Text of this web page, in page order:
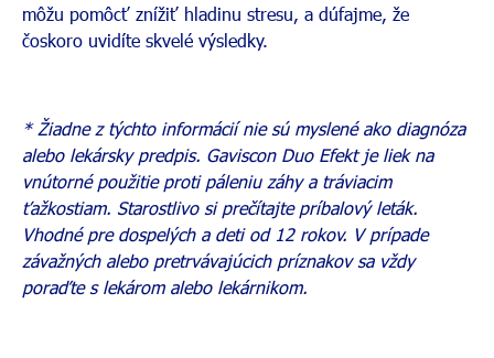
môžu pomôcť znížiť hladinu stresu, a dúfajme, že
čoskoro uvidíte skvelé výsledky.
* Žiadne z týchto informácií nie sú myslené ako diagnóza
alebo lekársky predpis. Gaviscon Duo Efekt je liek na
vnútorné použitie proti páleniu záhy a tráviacim
ťažkostiam. Starostlivo si prečítajte príbalový leták.
Vhodné pre dospelých a deti od 12 rokov. V prípade
závažných alebo pretrvávajúcich príznakov sa vždy
poraďte s lekárom alebo lekárnikom.